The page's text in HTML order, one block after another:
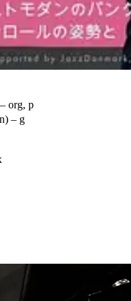
org, p
– g